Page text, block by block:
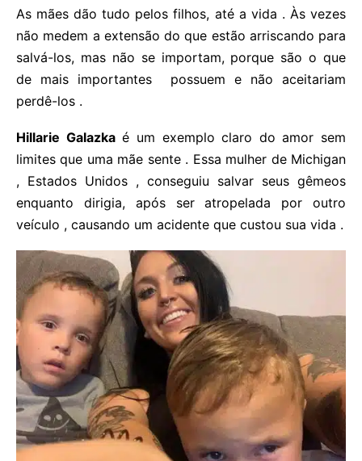
As mães dão tudo pelos filhos, até a vida . Às vezes
não medem a extensão do que estão arriscando para
salvá-los, mas não se importam, porque são o que
de mais importantes possuem e não aceitariam
perdê-los .
Hillarie Galazkaé um exemplo claro do amor sem
limites que uma mãe sente . Essa mulher de Michigan
, Estados Unidos , conseguiu salvar seus gêmeos
enquanto dirigia, após ser atropelada por outro
veículo , causando um acidente que custou sua vida .